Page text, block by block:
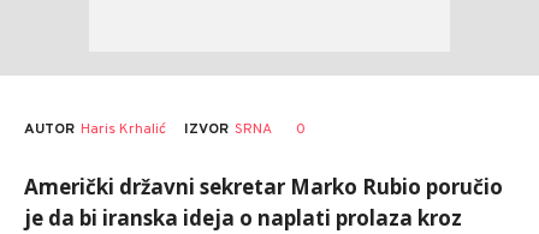
AUTOR Haris Krhalić IZVOR SRNA 0
Američki državni sekretar Marko Rubio poručio
je da bi iranska ideja o naplati prolaza kroz